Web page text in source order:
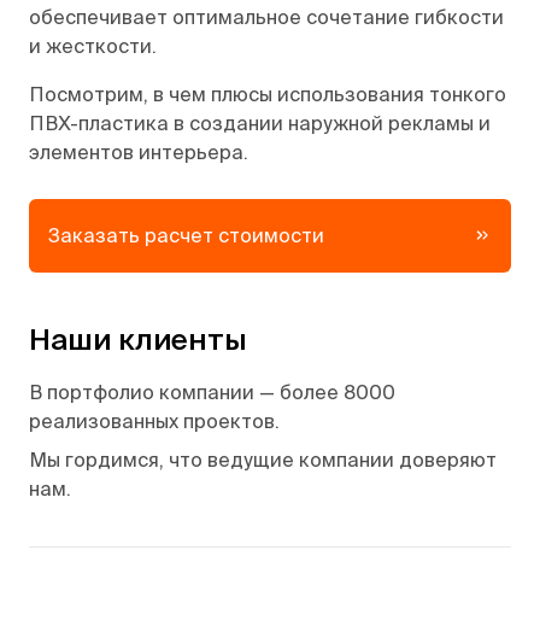
обеспечивает оптимальное сочетание гибкости
и жесткости.
Посмотрим, в чем плюсы использования тонкого
ПВХ-пластика в создании наружной рекламы и
элементов интерьера.
Заказать расчет стоимости
Наши клиенты
В портфолио компании — более 8000
реализованных проектов.
Мы гордимся, что ведущие компании доверяют
нам.